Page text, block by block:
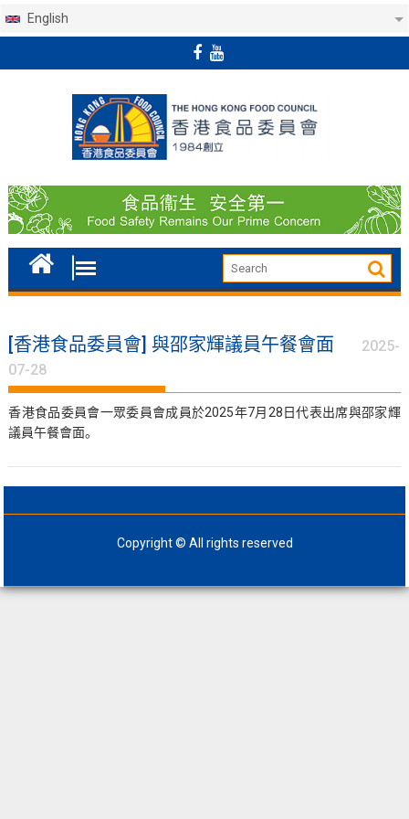
English
[香港食品委員會] 與邵家輝議員午餐會面
2025-
07-28
香港食品委員會一眾委員會成員於2025年7月28日代表出席與邵家輝
議員午餐會面。
Copyright © All rights reserved